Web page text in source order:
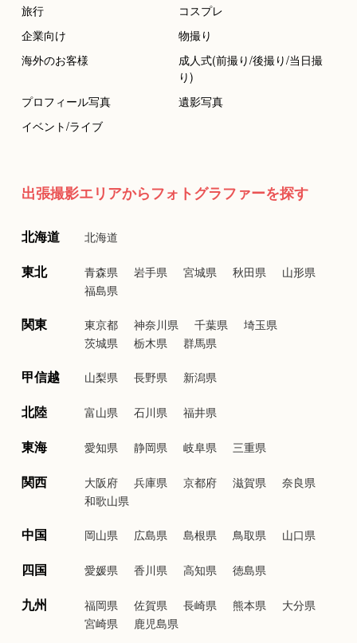
旅行
コスプレ
企業向け
物撮り
海外のお客様
成人式(前撮り/後撮り/当日撮
り)
プロフィール写真
遺影写真
イベント/ライブ
出張撮影エリアからフォトグラファーを探す
北海道 北海道
東北 青森県 岩手県 宮城県 秋田県
山形県
福島県
関東 東京都 神奈川県 千葉県
埼玉県
茨城県
栃木県 群馬県
甲信越 山梨県 長野県 新潟県
北陸 富山県 石川県 福井県
東海 愛知県 静岡県 岐阜県 三重県
関西 大阪府 兵庫県 京都府 滋賀県
奈良県
和歌山県
中国 岡山県 広島県 島根県 鳥取県 山口県
四国 愛媛県 香川県 高知県 徳島県
九州 福岡県 佐賀県 長崎県 熊本県
大分県
宮崎県
鹿児島県